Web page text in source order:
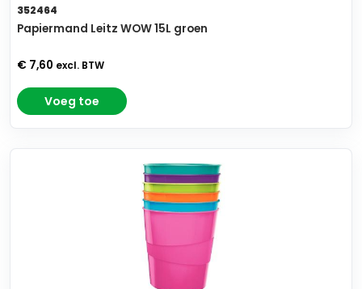
352464
Papiermand Leitz WOW 15L groen
€ 7,60 excl. BTW
Voeg toe